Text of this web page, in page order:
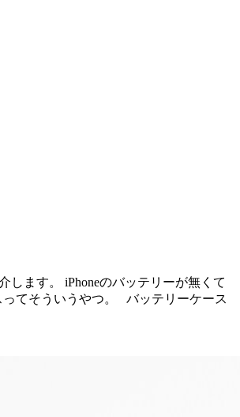
します。 iPhoneのバッテリーが無くて
てそういうやつ。 バッテリーケース